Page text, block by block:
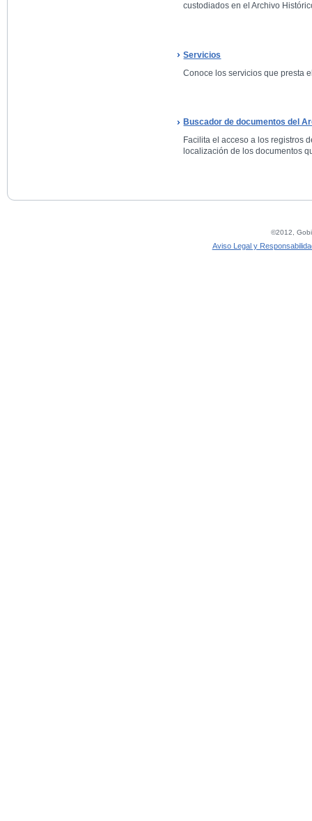
custodiados en el Archivo
Servicios
Conoce los servicios que presta
Buscador de documentos del
Facilita el acceso a los registros
localización de los documentos
©2012,
Aviso Legal y